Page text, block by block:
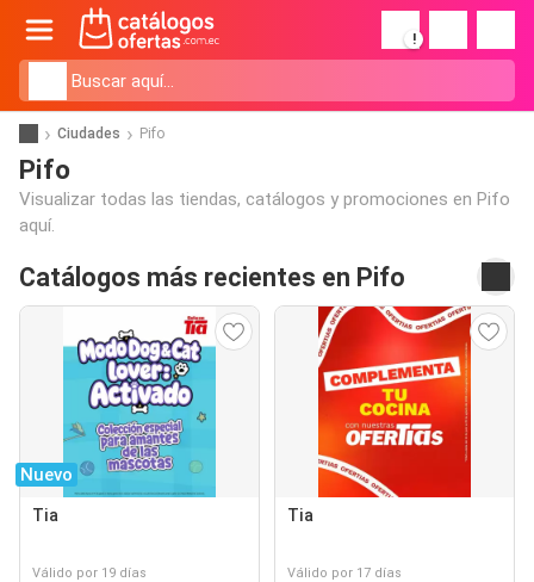
!
Ciudades Pifo
Pifo
Visualizar todas las tiendas, catálogos y promociones en Pifo
aquí.
Catálogos más recientes en Pifo
Nuevo
Tia
Válido por 19 días
Tia
Válido por 17 días